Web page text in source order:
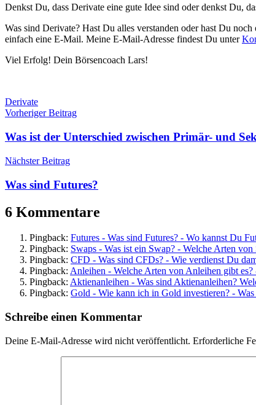
Denkst Du, dass Derivate eine gute Idee sind oder denkst Du,
Was sind Derivate? Hast Du alles verstanden oder hast Du
einfach eine E-Mail. Meine E-Mail-Adresse findest Du unter
Viel Erfolg! Dein Börsencoach Lars!
Derivate
Beitragsnavigation
Vorheriger Beitrag
Was ist der Unterschied zwischen Primär- und
Nächster Beitrag
Was sind Futures?
6 Kommentare
Pingback: Futures - Was sind Futures? - Wo kannst Du
Pingback: Swaps - Was ist ein Swap? - Welche Arten von
Pingback: CFD - Was sind CFDs? - Wie verdienst Du
Pingback: Anleihen - Welche Arten von Anleihen gibt
Pingback: Aktienanleihen - Was sind Aktienanleihen?
Pingback: Gold - Wie kann ich in Gold investieren? - Was
Schreibe einen Kommentar
Deine E-Mail-Adresse wird nicht veröffentlicht. Erforderliche